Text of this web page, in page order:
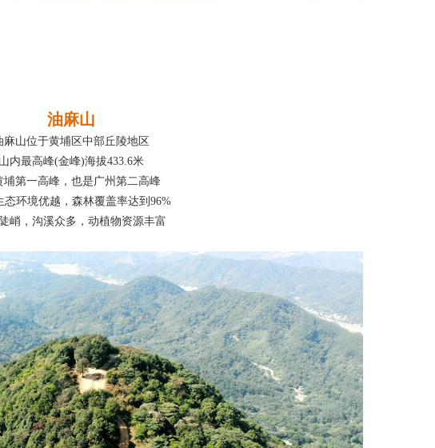
油麻山
麻山位于黄埔区中部丘陵地区
内最高峰(金峰)海拔433.6米
埔第一高峰，也是广州第二高峰
态环境优越，森林覆盖率达到96%
峭，沟溪众多，动植物资源丰富